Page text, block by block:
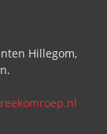
Hillegom,